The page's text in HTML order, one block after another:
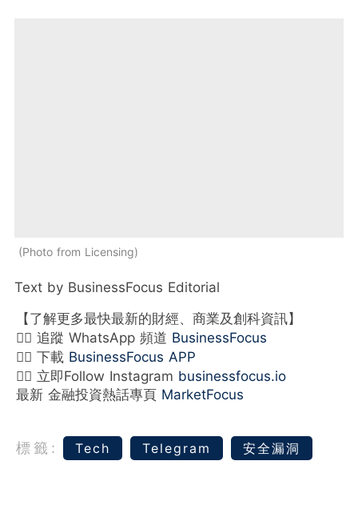
Photo from Licensing
Text by BusinessFocus Editorial
【了解更多最快最新的財經、商業及創科資訊】
👉🏻 追蹤 WhatsApp 頻道 BusinessFocus
👉🏻 下載 BusinessFocus APP
👉🏻 立即Follow Instagram businessfocus.io
最新 金融投資熱話專頁 MarketFocus
標籤: Tech Telegram 安全漏洞